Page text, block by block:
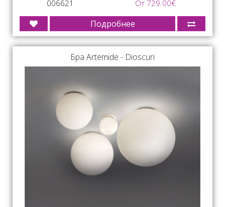
006621
От 729.00€
Подробнее
Бра Artemide - Dioscuri